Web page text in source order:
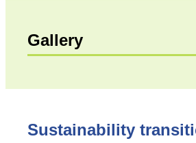
Gallery
Sustainability